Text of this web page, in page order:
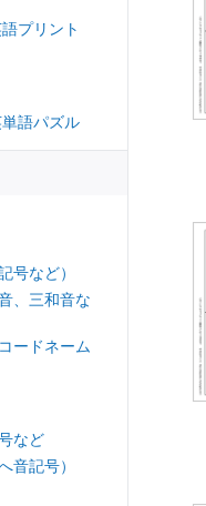
プリント
語パズル
号など）
、三和音な
ードネーム
など
音記号）